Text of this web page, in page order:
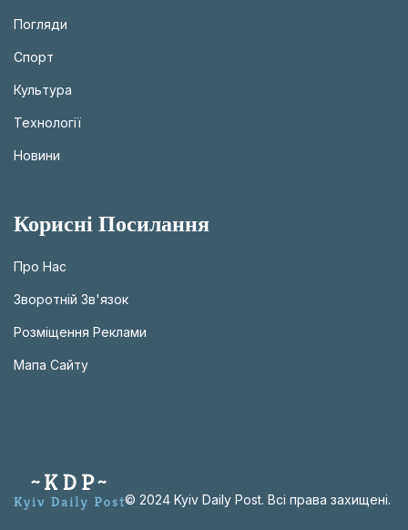
Погляди
Спорт
Культура
Технології
Новини
Корисні Посилання
Про Нас
Зворотній Зв'язок
Розміщення Реклами
Мапа Сайту
© 2024 Kyiv Daily Post. Всі права захищені.